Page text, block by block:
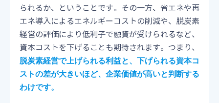
られるか、ということです。その一方、省エネや再
エネ導入によるエネルギーコストの削減や、脱炭素
経営の評価により低利子で融資が受けられるなど、
資本コストを下げることも期待されます。つまり、
脱炭素経営で上げられる利益と、下げられる資本コ
ストの差が大きいほど、企業価値が高いと判断する
わけです。